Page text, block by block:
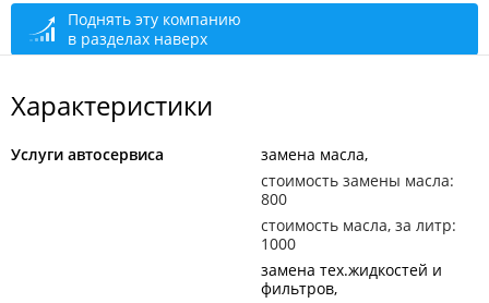
Поднять эту компанию
в разделах наверх
Характеристики
Услуги автосервиса
замена масла
стоимость замены масла:
800
стоимость масла, за литр:
1000
замена тех.жидкостей и
фильтров